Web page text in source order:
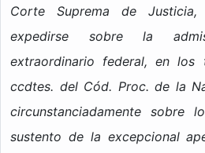
Corte Suprema de
expedirse sobre la
extraordinario federal, en
ccdtes. del Cód. Proc. de la
circunstanciadamente sobre
sustento de la excepcional